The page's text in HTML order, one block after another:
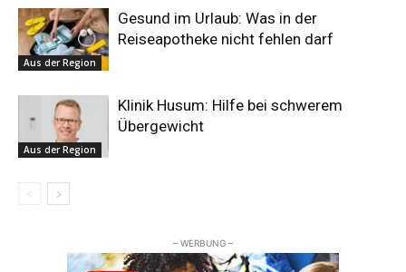
Aus der Region
Gesund im Urlaub: Was in der
Reiseapotheke nicht fehlen darf
Aus der Region
Klinik Husum: Hilfe bei schwerem
Übergewicht
– WERBUNG –